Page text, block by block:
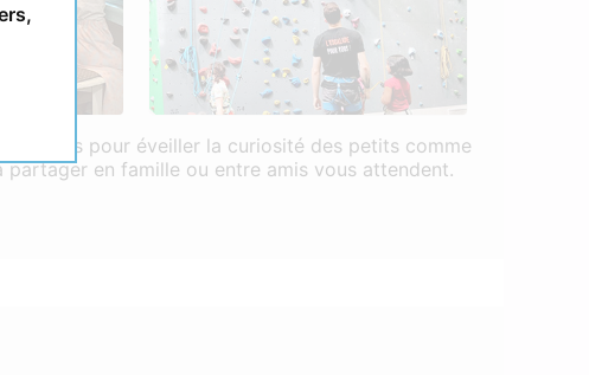
uniques pour éveiller la curiosité des petits comme
en famille ou entre amis vous attendent.